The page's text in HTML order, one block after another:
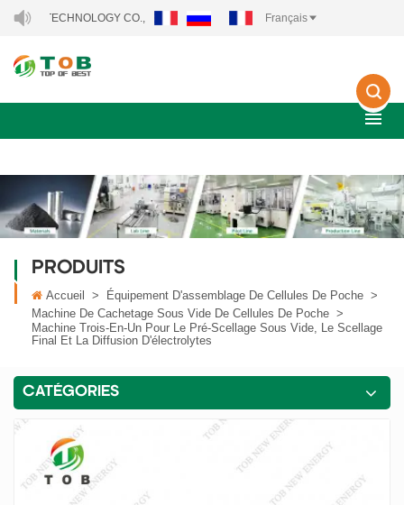
CO., LTD.. Français
PRODUITS
Accueil > Équipement D'assemblage De Cellules De Poche >
Machine De Cachetage Sous Vide De Cellules De Poche >
Machine Trois-En-Un Pour Le Pré-Scellage Sous Vide, Le Scellage
Final Et La Diffusion D'électrolytes
CATÉGORIES